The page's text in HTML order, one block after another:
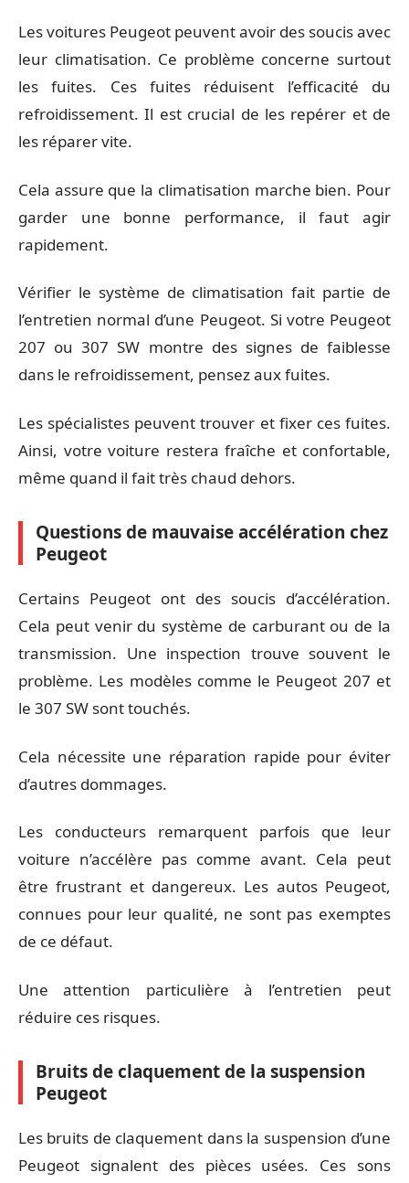
Les voitures Peugeot peuvent avoir des soucis avec
leur climatisation. Ce problème concerne surtout
les fuites. Ces fuites réduisent l’efficacité du
refroidissement. Il est crucial de les repérer et de
les réparer vite.
Cela assure que la climatisation marche bien. Pour
garder une bonne performance, il faut agir
rapidement.
Vérifier le système de climatisation fait partie de
l’entretien normal d’une Peugeot. Si votre Peugeot
207 ou 307 SW montre des signes de faiblesse
dans le refroidissement, pensez aux fuites.
Les spécialistes peuvent trouver et fixer ces fuites.
Ainsi, votre voiture restera fraîche et confortable,
même quand il fait très chaud dehors.
Questions de mauvaise accélération chez
Peugeot
Certains Peugeot ont des soucis d’accélération.
Cela peut venir du système de carburant ou de la
transmission. Une inspection trouve souvent le
problème. Les modèles comme le Peugeot 207 et
le 307 SW sont touchés.
Cela nécessite une réparation rapide pour éviter
d’autres dommages.
Les conducteurs remarquent parfois que leur
voiture n’accélère pas comme avant. Cela peut
être frustrant et dangereux. Les autos Peugeot,
connues pour leur qualité, ne sont pas exemptes
de ce défaut.
Une attention particulière à l’entretien peut
réduire ces risques.
Bruits de claquement de la suspension
Peugeot
Les bruits de claquement dans la suspension d’une
Peugeot signalent des pièces usées. Ces sons